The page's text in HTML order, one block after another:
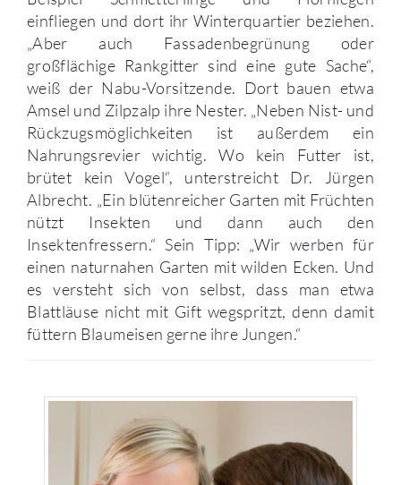
einfliegen und dort ihr Winterquartier beziehen.
„Aber auch Fassadenbegrünung oder
großflächige Rankgitter sind eine gute Sache“,
weiß der Nabu-Vorsitzende. Dort bauen etwa
Amsel und Zilpzalp ihre Nester. „Neben Nist- und
Rückzugsmöglichkeiten ist außerdem ein
Nahrungsrevier wichtig. Wo kein Futter ist,
brütet kein Vogel“, unterstreicht Dr. Jürgen
Albrecht. „Ein blütenreicher Garten mit Früchten
nützt Insekten und dann auch den
Insektenfressern.“ Sein Tipp: „Wir werben für
einen naturnahen Garten mit wilden Ecken. Und
es versteht sich von selbst, dass man etwa
Blattläuse nicht mit Gift wegspritzt, denn damit
füttern Blaumeisen gerne ihre Jungen.“